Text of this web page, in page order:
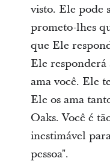
visto. Ele pode
prometo-lhes
que Ele
Ele responderá
ama você. Ele
Ele os ama
Oaks. Você é
inestimável
pessoa".